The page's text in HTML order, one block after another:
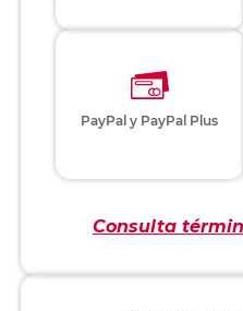
PayPal y PayPal Plus
Consulta